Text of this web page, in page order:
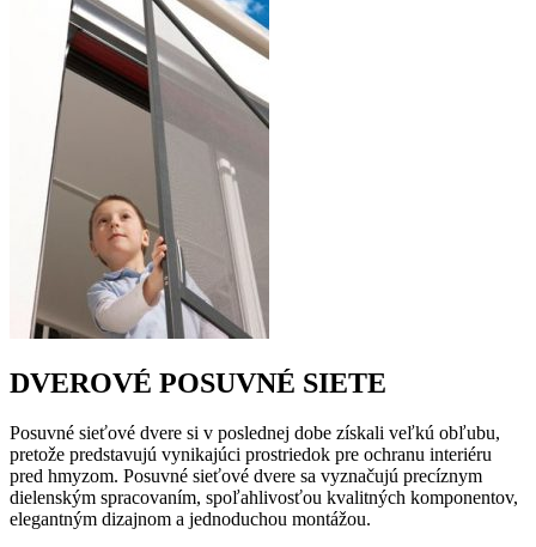
DVEROVÉ POSUVNÉ SIETE
Posuvné sieťové dvere si v poslednej dobe získali veľkú obľubu,
pretože predstavujú vynikajúci prostriedok pre ochranu interiéru
pred hmyzom. Posuvné sieťové dvere sa vyznačujú precíznym
dielenským spracovaním, spoľahlivosťou kvalitných komponentov,
elegantným dizajnom a jednoduchou montážou.